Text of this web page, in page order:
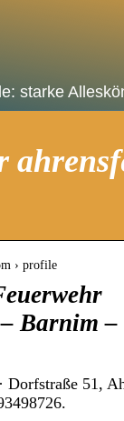
starke
› profile
Barnim –
Dorfstraße 51,